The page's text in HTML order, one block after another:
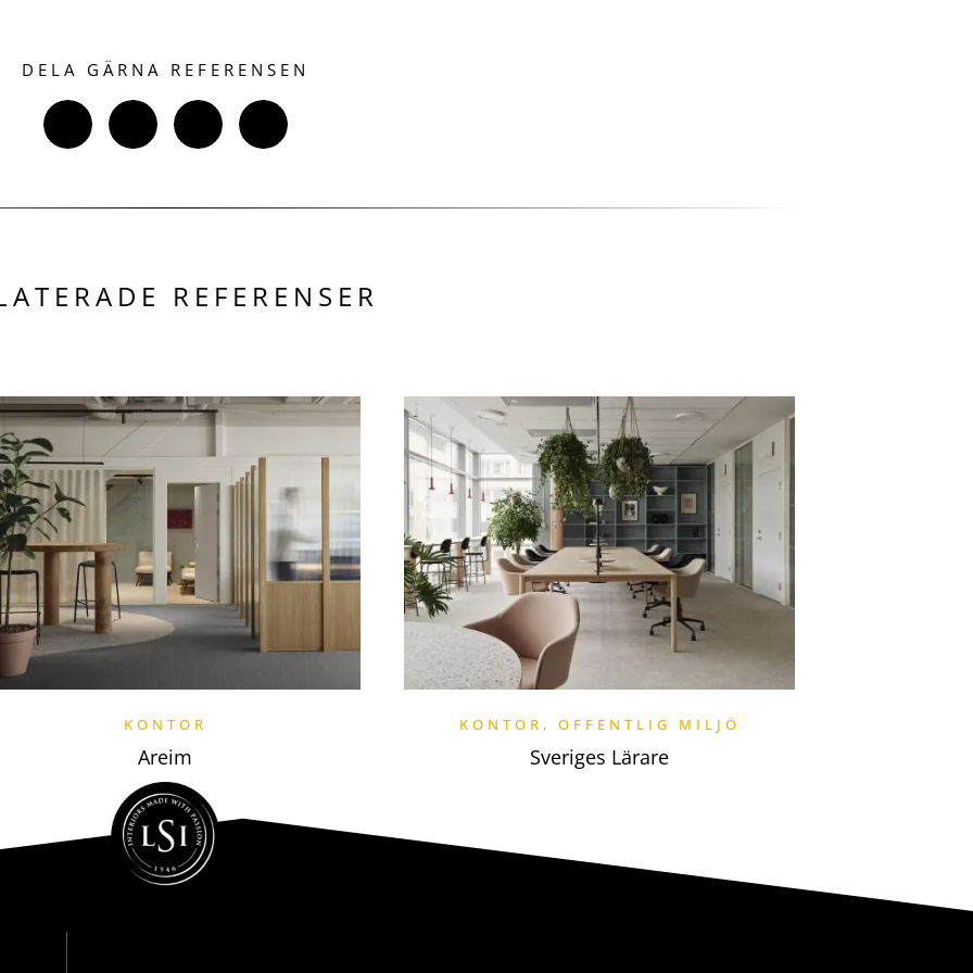
DELA GÄRNA REFERENSEN
REFERENSER
KONTOR
Areim
KONTOR , OFFENTLIG MILJÖ
Sveriges Lärare